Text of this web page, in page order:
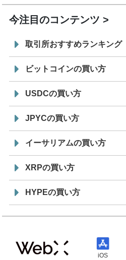
今注目のコンテンツ
取引所おすすめランキング
ビットコインの買い方
USDCの買い方
JPYCの買い方
イーサリアムの買い方
XRPの買い方
HYPEの買い方
iOS